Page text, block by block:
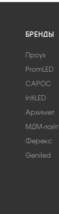
БРЕНДЫ
Проуз
PromLED
САРОС
IntiLED
Архимет
МДМ-лайт
Ферекс
Geniled